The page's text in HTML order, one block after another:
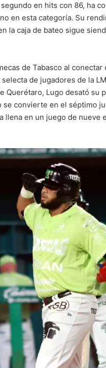
en hits con 86, ha
en esta categoría. Su
la caja de bateo sigue
de Tabasco al conectar
de jugadores de la
Lugo desató su
se convierte en el séptimo
llena en un juego de nueve